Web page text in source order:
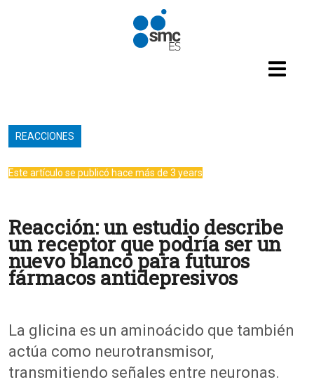
Pasar al contenido principal
REACCIONES
Este artículo se publicó hace más de 3 years
Reacción: un estudio describe
un receptor que podría ser un
nuevo blanco para futuros
fármacos antidepresivos
La glicina es un aminoácido que también
actúa como neurotransmisor,
transmitiendo señales entre neuronas.